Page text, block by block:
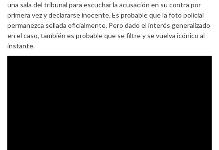
una sala del tribunal para escuchar la acusación en su contra por
primera vez y declararse inocente. Es probable que la foto policial
permanezca sellada oficialmente. Pero dado el interés generalizado
en el caso, también es probable que se filtre y se vuelva icónico al
instante.